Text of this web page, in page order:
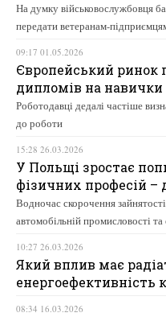
На думку військовослужбовця
передати ветеранам-
09:17 01.05.2026
Європейський ринок
дипломів на
Роботодавці дедалі частіше
до роботи
15:28 26.03.2026
У Польщі зростає
фізичних професій –
Водночас скорочення
автомобільній промисловості та
10:27 26.03.2026
Який вплив має
енергоефективність
08:34 16.03.2026